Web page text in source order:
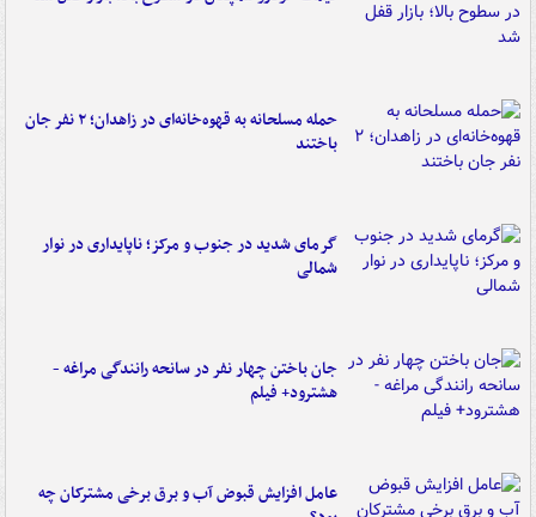
حمله مسلحانه به قهوه‌خانه‌ای در زاهدان؛ ۲ نفر جان
باختند
گرمای شدید در جنوب و مرکز؛ ناپایداری در نوار
شمالی
جان باختن چهار نفر در سانحه رانندگی مراغه -
هشترود+ فیلم
عامل افزایش قبوض آب و برق برخی مشترکان چه